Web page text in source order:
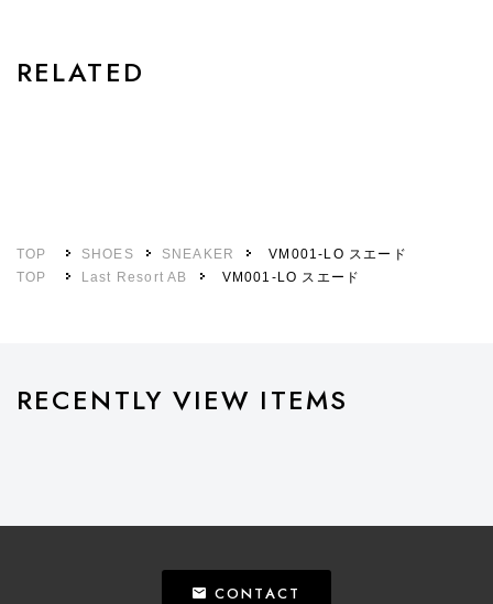
RELATED
TOP SHOES SNEAKER
VM001-LO スエード
TOP
Last Resort AB VM001-LO スエード
RECENTLY VIEW ITEMS
CONTACT